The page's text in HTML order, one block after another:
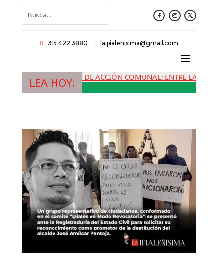
 315 422 3880  laipialenisima@gmail.com
LEA HOY:
LAS JUNTAS DE ACCIÓN COMUNAL: ENTRE LA